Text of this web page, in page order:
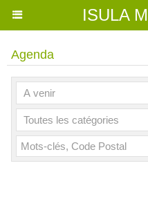
ISULA
Agenda